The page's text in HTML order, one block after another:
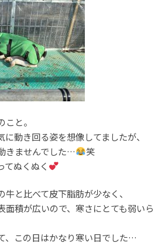
と。
動き回る姿を想像してましたが、
きませんでした…
笑
てぬくぬく
と比べて皮下脂肪が少なく、
面積が広いので、寒さにとても弱いら
、この日はかなり寒い日でした…